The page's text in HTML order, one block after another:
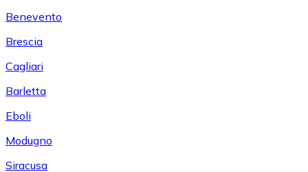
Benevento
Brescia
Cagliari
Barletta
Eboli
Modugno
Siracusa